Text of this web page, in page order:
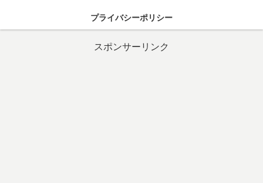
プライバシーポリシー
スポンサーリンク